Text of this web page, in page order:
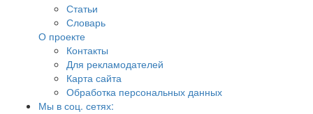
Статьи
Словарь
О проекте
Контакты
Для рекламодателей
Карта сайта
Обработка персональных данных
Мы в соц. сетях: